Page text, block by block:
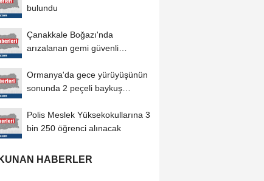
bulundu
Çanakkale Boğazı'nda
arızalanan gemi güvenli
Ormanya'da gece yürüyüşünün
sonunda 2 peçeli baykuş
Polis Meslek Yüksekokullarına 3
bin 250 öğrenci alınacak
HABERLER